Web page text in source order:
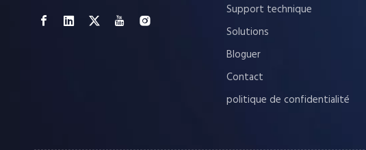
Support technique
Solutions
Bloguer
Contact
politique de confidentialité